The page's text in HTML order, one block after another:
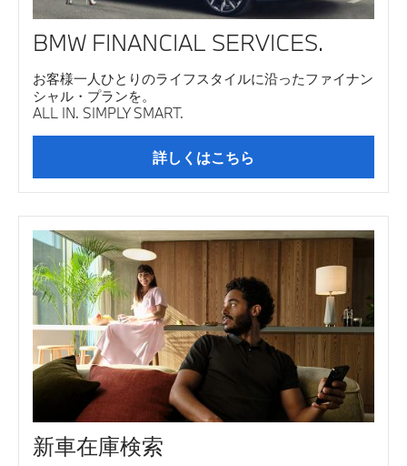
BMW FINANCIAL SERVICES.
お客様一人ひとりのライフスタイルに沿ったファイナン
シャル・プランを。
ALL IN. SIMPLY SMART.
詳しくはこちら
新車在庫検索